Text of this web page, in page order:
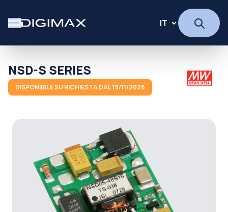
NSD-S SERIES
DISPONIBILE SU RICHIESTA DAL 19/11/2026